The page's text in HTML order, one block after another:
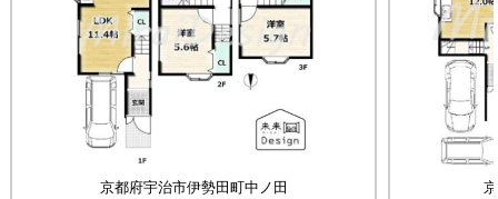
京都府宇治市伊勢田町中ノ田